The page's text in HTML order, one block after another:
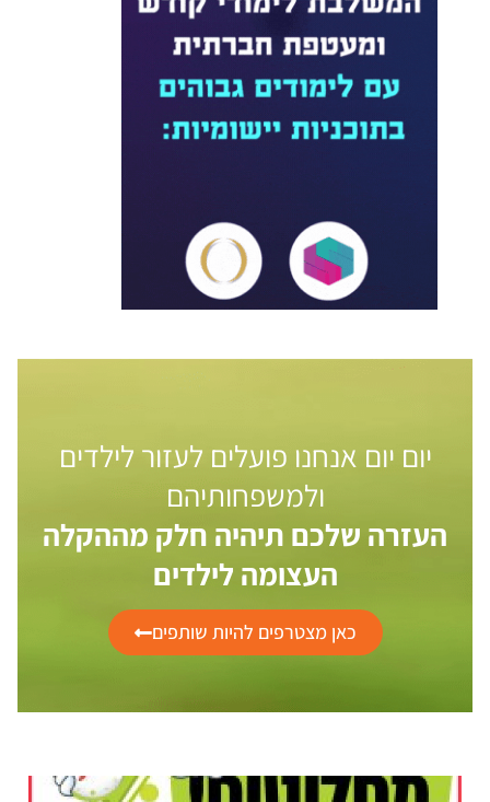
יום יום אנחנו פועלים לעזור לילדים
ולמשפחותיהם
העזרה שלכם תיהיה חלק מההקלה
העצומה לילדים
כאן מצטרפים להיות שותפים